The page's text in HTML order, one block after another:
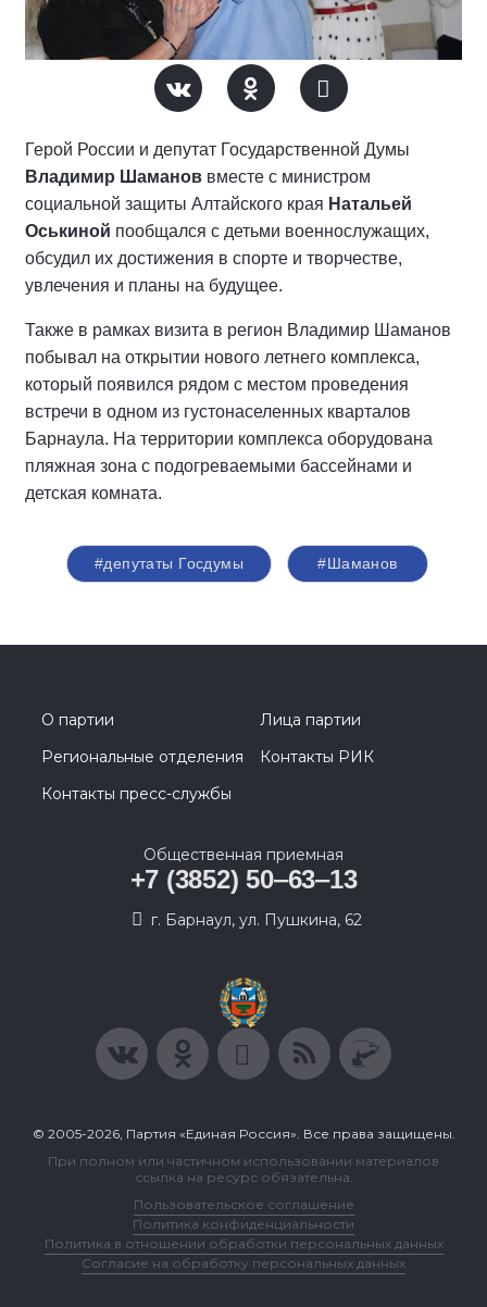
Герой России и депутат Государственной Думы
Владимир Шаманов вместе с министром
социальной защиты Алтайского края Натальей
Оськиной пообщался с детьми военнослужащих,
обсудил их достижения в спорте и творчестве,
увлечения и планы на будущее.
Также в рамках визита в регион Владимир Шаманов
побывал на открытии нового летнего комплекса,
который появился рядом с местом проведения
встречи в одном из густонаселенных кварталов
Барнаула. На территории комплекса оборудована
пляжная зона с подогреваемыми бассейнами и
детская комната.
#депутаты Госдумы #Шаманов
О партии
Лица партии
Региональные отделения
Контакты РИК
Контакты пресс-службы
Общественная приемная
+7 (3852) 50‒63‒13
г. Барнаул, ул. Пушкина, 62
© 2005-2026, Партия «Единая Россия». Все права защищены.
При полном или частичном использовании материалов
ссылка на ресурс обязательна.
Пользовательское соглашение
Политика конфиденциальности
Политика в отношении обработки персональных данных
Согласие на обработку персональных данных